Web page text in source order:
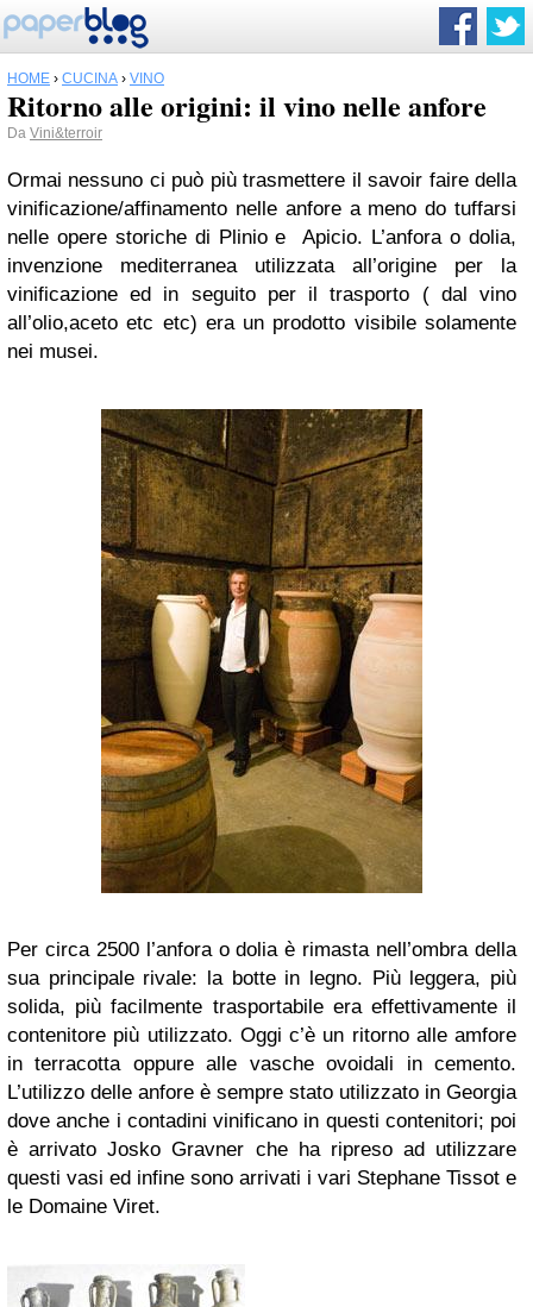
HOME › CUCINA › VINO
Ritorno alle origini: il vino nelle anfore
Da Vini&terroir
Ormai nessuno ci può più trasmettere il savoir faire della
vinificazione/affinamento nelle anfore a meno do tuffarsi
nelle opere storiche di Plinio e Apicio. L’anfora o dolia,
invenzione mediterranea utilizzata all’origine per la
vinificazione ed in seguito per il trasporto ( dal vino
all’olio,aceto etc etc) era un prodotto visibile solamente
nei musei.
Per circa 2500 l’anfora o dolia è rimasta nell’ombra della
sua principale rivale: la botte in legno. Più leggera, più
solida, più facilmente trasportabile era effettivamente il
contenitore più utilizzato. Oggi c’è un ritorno alle amfore
in terracotta oppure alle vasche ovoidali in cemento.
L’utilizzo delle anfore è sempre stato utilizzato in Georgia
dove anche i contadini vinificano in questi contenitori; poi
è arrivato Josko Gravner che ha ripreso ad utilizzare
questi vasi ed infine sono arrivati i vari Stephane Tissot e
le Domaine Viret.